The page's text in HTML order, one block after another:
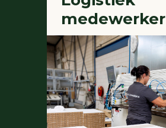
medewerker